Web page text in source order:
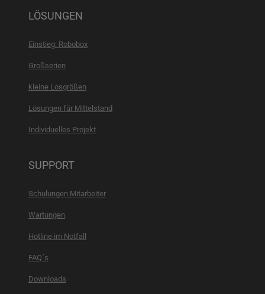
LÖSUNGEN
Einstieg: Robobox
Großserien
kleine Losgrößen
Lösungen für Mittelstand
Individuelles Projekt
SUPPORT
Schulungen Mitarbeiter
Wartungen
Hotline im Notfall
FAQ´s
Downloads